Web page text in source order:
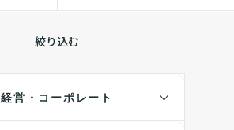
絞り込む
経営・コーポレート